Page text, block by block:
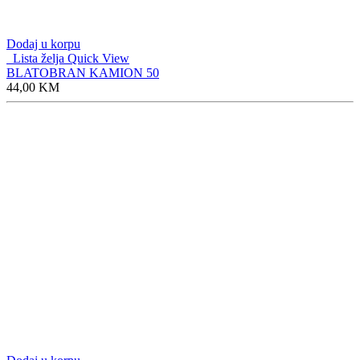
Dodaj u korpu
Lista želja Quick View
BLATOBRAN KAMION 50
44,00 KM